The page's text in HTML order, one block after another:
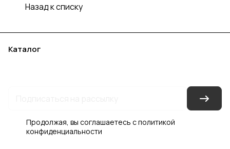
Назад к списку
Каталог
Продолжая, вы соглашаетесь сполитикой
конфиденциальности